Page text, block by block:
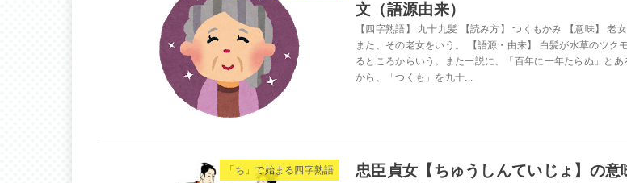
文（語源由来）
【四字熟語】 九十九髪 【読み方】 つくもかみ 【意味】 老女
また、その老女をいう。 【語源・由来】 白髪が水草のツク
るところからいう。また一説に、「百年に一年たらぬ」とあ
から、「つくも」を九十...
「ち」で始まる四字熟語
忠臣貞女【ちゅうしんていじょ】の意